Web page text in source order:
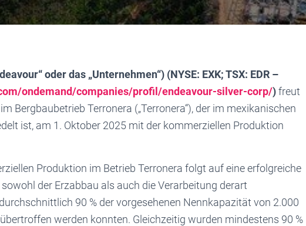
oder das „Unternehmen“) (NYSE: EXK; TSX: EDR –
ondemand/companies/profil/endeavour-silver-corp/)freut
Bergbaubetrieb Terronera („Terronera“), der im mexikanischen
ist, am 1. Oktober 2025 mit der kommerziellen Produktion
Produktion im Betrieb Terronera folgt auf eine erfolgreiche
der Erzabbau als auch die Verarbeitung derart
90 % der vorgesehenen Nennkapazität von 2.000
werden konnten. Gleichzeitig wurden mindestens 90 %